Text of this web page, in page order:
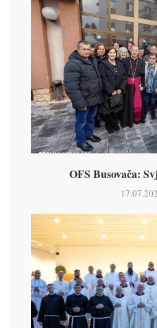
OFS Busovača: